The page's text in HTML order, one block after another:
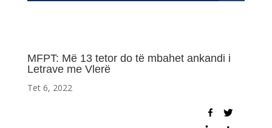
MFPT: Më 13 tetor do të mbahet ankandi i
Letrave me Vlerë
Tet 6, 2022